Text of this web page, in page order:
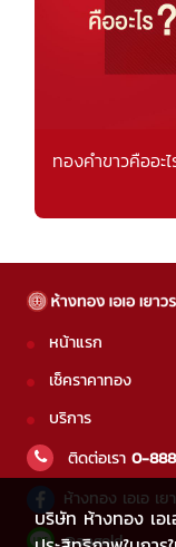
ทองคำขาวคืออะไ
บริษัท ห้างทอง เอ
หน้าแรก
เช็คราคาทอง
บริการ
ติดต่อเรา 0-
ห้างทอง เอเอ เย
@aagold